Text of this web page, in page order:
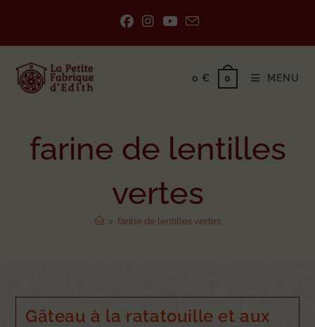
0 € 0 MENU
farine de lentilles
vertes
> farine de lentilles vertes
Gâteau à la ratatouille et aux